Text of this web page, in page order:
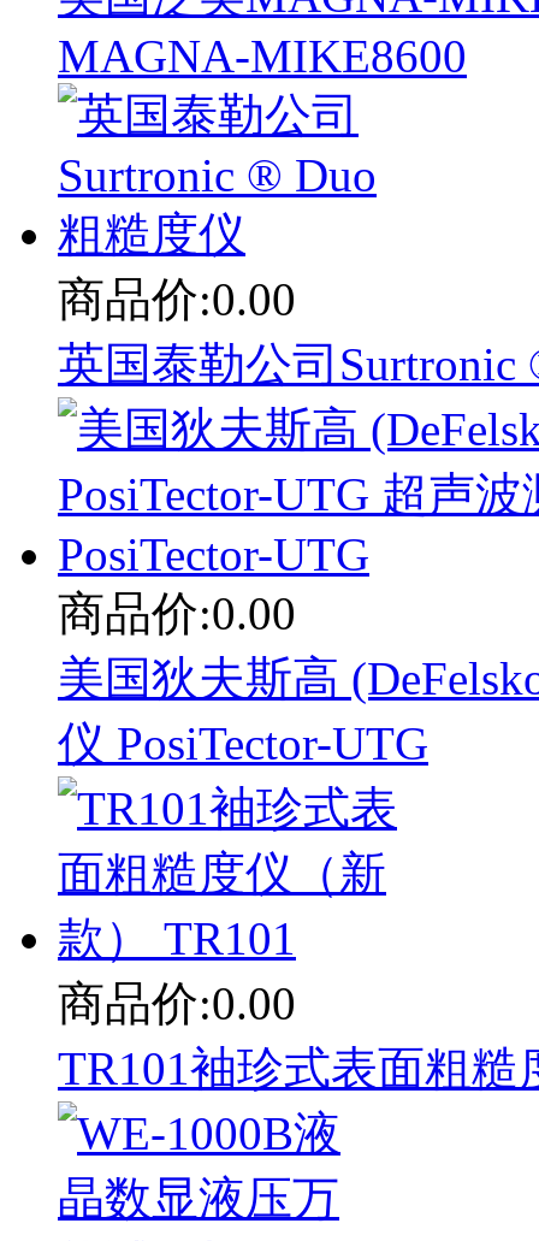
MAGNA-MIKE8600
商品价:0.00
英国泰勒公司
商品价:0.00
美国狄夫斯高
仪 PosiTector-UTG
商品价:0.00
TR101袖珍式表面粗糙